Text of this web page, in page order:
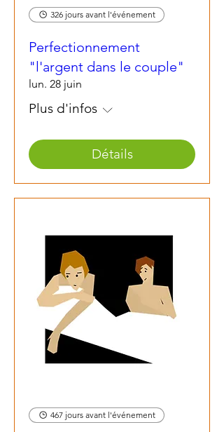
326 jours avant l'événement
Perfectionnement
"l'argent dans le couple"
lun. 28 juin
Plus d'infos
Détails
467 jours avant l'événement